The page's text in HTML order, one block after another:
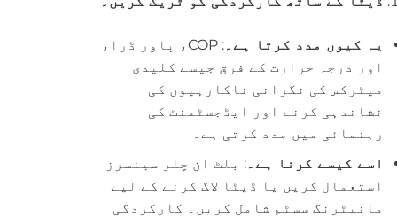
یہ کیوں مدد کرتا ہے۔
: COP، پاور ڈرا،
اور درجہ حرارت کے فرق جیسے کلیدی
میٹرکس کی نگرانی ناکارہیوں کی
نشاندہی کرنے اور ایڈجسٹمنٹ کی
رہنمائی میں مدد کرتی ہے۔
اسے کیسے کرنا ہے۔: بلٹ ان چلر سینسرز
استعمال کریں یا ڈیٹا لاگ کرنے کے لیے
مانیٹرنگ سسٹم شامل کریں۔ کارکردگی